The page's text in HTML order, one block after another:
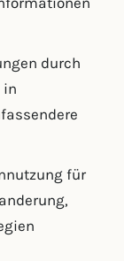
durch
in
für